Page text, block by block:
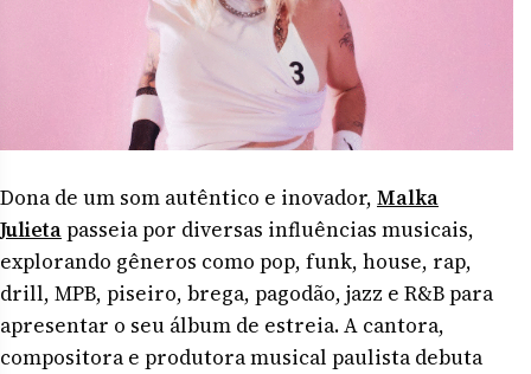
Dona de um som autêntico e inovador, Malka
Julietapasseia por diversas influências musicais,
explorando gêneros como pop, funk, house, rap,
drill, MPB, piseiro, brega, pagodão, jazz e R&B para
apresentar o seu álbum de estreia. A cantora,
compositora e produtora musical paulista debuta